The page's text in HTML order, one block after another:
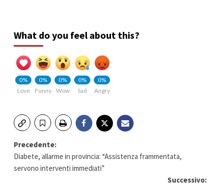
What do you feel about this?
0%
Love
0%
Funny
0%
Wow
0%
Sad
0%
Angry
Navigazione
articolo
Precedente:
Diabete, allarme in provincia: “Assistenza frammentata,
servono interventi immediati”
Successivo: